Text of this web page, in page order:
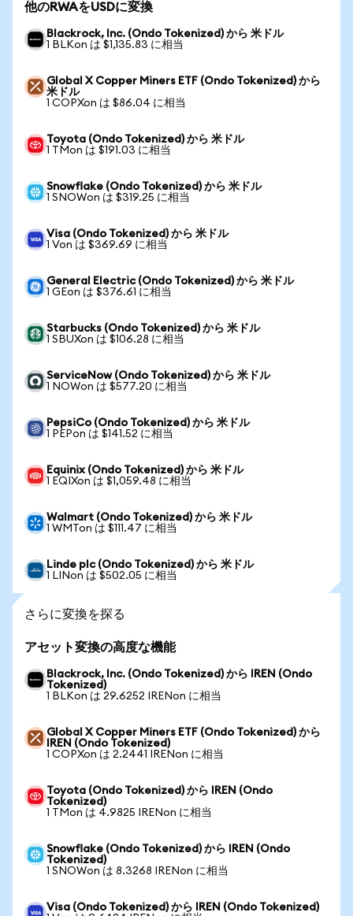
他のRWAをUSDに変換
Blackrock, Inc. (Ondo Tokenized) から 米ドル
1 BLKon は $1,135.83 に相当
Global X Copper Miners ETF (Ondo Tokenized) から
米ドル
1 COPXon は $86.04 に相当
Toyota (Ondo Tokenized) から 米ドル
1 TMon は $191.03 に相当
Snowflake (Ondo Tokenized) から 米ドル
1 SNOWon は $319.25 に相当
Visa (Ondo Tokenized) から 米ドル
1 Von は $369.69 に相当
General Electric (Ondo Tokenized) から 米ドル
1 GEon は $376.61 に相当
Starbucks (Ondo Tokenized) から 米ドル
1 SBUXon は $106.28 に相当
ServiceNow (Ondo Tokenized) から 米ドル
1 NOWon は $577.20 に相当
PepsiCo (Ondo Tokenized) から 米ドル
1 PEPon は $141.52 に相当
Equinix (Ondo Tokenized) から 米ドル
1 EQIXon は $1,059.48 に相当
Walmart (Ondo Tokenized) から 米ドル
1 WMTon は $111.47 に相当
Linde plc (Ondo Tokenized) から 米ドル
1 LINon は $502.05 に相当
さらに変換を探る
アセット変換の高度な機能
Blackrock, Inc. (Ondo Tokenized) から IREN (Ondo
Tokenized)
1 BLKon は 29.6252 IRENon に相当
Global X Copper Miners ETF (Ondo Tokenized) から
IREN (Ondo Tokenized)
1 COPXon は 2.2441 IRENon に相当
Toyota (Ondo Tokenized) から IREN (Ondo
Tokenized)
1 TMon は 4.9825 IRENon に相当
Snowflake (Ondo Tokenized) から IREN (Ondo
Tokenized)
1 SNOWon は 8.3268 IRENon に相当
Visa (Ondo Tokenized) から IREN (Ondo Tokenized)